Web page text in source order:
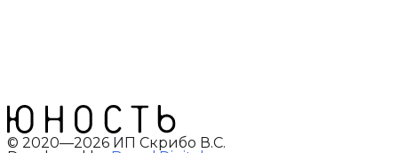
© 2020—2026 ИП Скрибо В.С.